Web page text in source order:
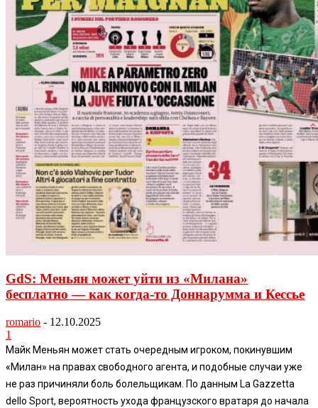
GdS: Меньян может уйти из «Милана»
бесплатно — как когда-то Доннарумма и Кессье
romario - 12.10.2025
1
Майк Меньян может стать очередным игроком, покинувшим
«Милан» на правах свободного агента, и подобные случаи уже
не раз причиняли боль болельщикам. По данным La Gazzetta
dello Sport, вероятность ухода французского вратаря до начала